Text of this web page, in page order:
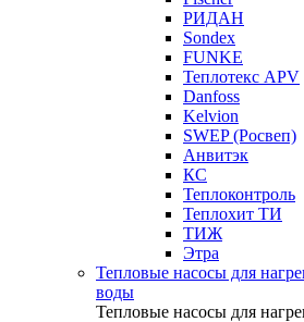
РИДАН
Sondex
FUNKE
Теплотекс APV
Danfoss
Kelvion
SWEP (Росвеп)
Анвитэк
КС
Теплоконтроль
Теплохит ТИ
ТИЖ
Этра
Тепловые насосы для
воды
Тепловые насосы для